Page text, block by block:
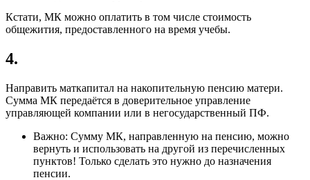
Кстати, МК можно оплатить в том числе стоимость
общежития, предоставленного на время учебы.
4.
Направить маткапитал на накопительную пенсию матери.
Сумма МК передаётся в доверительное управление
управляющей компании или в негосударственный ПФ.
Важно: Сумму МК, направленную на пенсию, можно
вернуть и использовать на другой из перечисленных
пунктов! Только сделать это нужно до назначения
пенсии.